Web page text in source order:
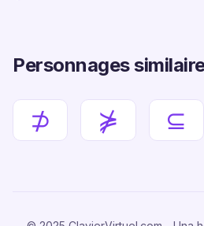
Personnages
⊅ ⋡ ⊆